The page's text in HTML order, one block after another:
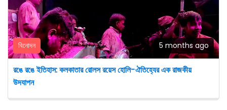
বিনোদন 5 months ago
রঙে রঙে ইতিহাস: কলকাতার রোলস রয়েস হোলি-ঐতিহ্যের এক রাজকীয়
উদযাপন